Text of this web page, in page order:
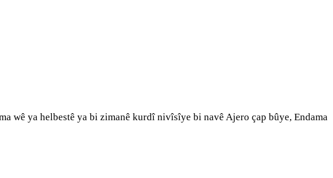
wê ya helbestê ya bi zimanê kurdî nivîsîye bi navê Ajero çap bûye, Endama